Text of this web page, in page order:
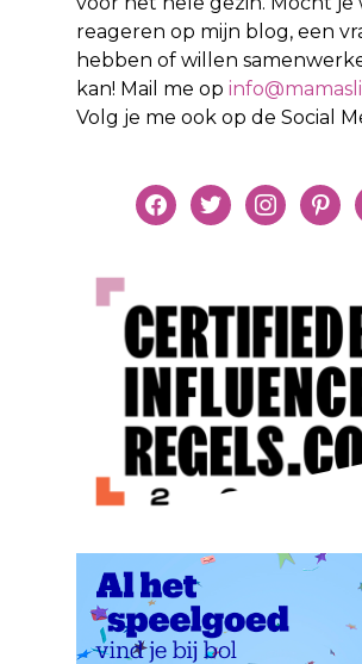
reageren op mijn blog, een
hebben of willen
kan! Mail me op
Volg je me ook op de Social
facebooktwitterinstagram